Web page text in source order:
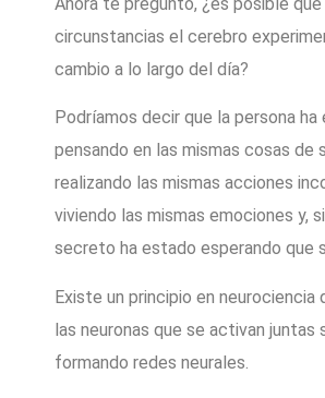
circunstancias el cerebro
cambio a lo largo del día?
Podríamos decir que la persona ha
pensando en las mismas cosas de
realizando las mismas acciones
viviendo las mismas emociones y,
secreto ha estado esperando que
Existe un principio en neurociencia
las neuronas que se activan juntas
formando redes neurales.